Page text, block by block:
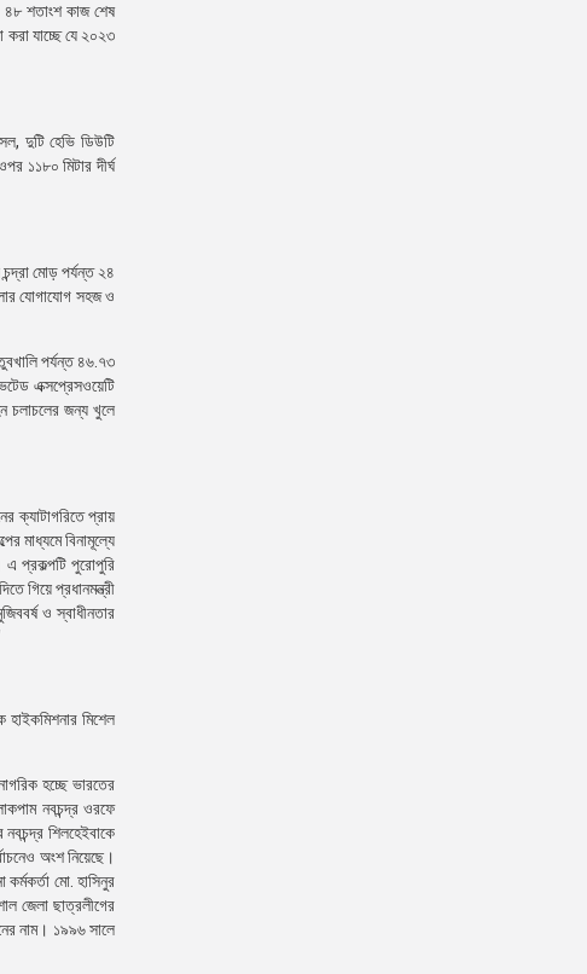
৪৮ শতাংশ কাজ শেষ
করা যাচ্ছে যে ২০২৩
দুটি হেভি ডিউটি
১১৮০ মিটার দীর্ঘ
মোড় পর্যন্ত ২৪
যোগাযোগ সহজ ও
পর্যন্ত ৪৬.৭৩
এক্সপ্রেসওয়েটি
চলাচলের জন্য খুলে
ক্যাটাগরিতে প্রায়
মাধ্যমে বিনামূল্যে
এ প্রকল্পটি পুরোপুরি
গিয়ে প্রধানমন্ত্রী
ও স্বাধীনতার
মিশেল
হচ্ছে ভারতের
নবচন্দ্র ওরফে
শিলহেইবাকে
অংশ নিয়েছে।
মো. হাসিনুর
জেলা ছাত্রলীগের
নাম। ১৯৯৬ সালে